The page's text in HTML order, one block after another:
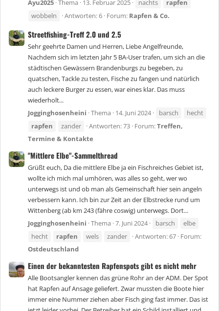
Ayu2025 Thema 13. Februar 2025 nachts
rapfen
wobbeln
Antworten: 6 Forum: Rapfen & Co.
Streetfishing-Treff 2.0 und 2.5
Sehr geehrte Damen und Herren, Liebe Angelfreunde,
Nachdem sich im letzten Jahr 5 BA-User trafen, um sich an die
städtischen Gewässern Brandenburgs zu begeben, zu
quatschen, Tackle zu testen, Fische zu fangen und natürlich
auch leckere Burger zu essen, war eines klar. Das muss
wiederholt...
Jogginghosenheini Thema 14. Juni 2024 barsch
hecht
rapfen
zander Antworten: 73 Forum:Treffen,
Termine & Kontakte
"Mittlere Elbe"-Sammelthread
Grüßt euch, Da die mittlere Elbe ja ein Fischreiches Gebiet ist,
wollte ich mich mal umhören, was alles so geht, wer wo
unterwegs ist und ob man als Gemeinschaft hier sein angeln
verbessern kann. Ich bin zur Zeit an der Elbstrecke rund um
Wittenberg (ab km 243 (fähre coswig) unterwegs. Dort...
Jogginghosenheini Thema 7. Juni 2024 barsch
elbe
hecht
rapfen wels zander Antworten: 67 Forum:
Ostdeutschland
Einen der bekanntesten Rapfenspots gibt es nicht mehr
Alle Bootsangler kennen das grüne Rohr an der ADM. Der Spot
hat Rapfen auf Ansage geliefert. Zwar mussten die Boote hier
immer eine Nummer ziehen aber Fisch ging fast immer. Das ist